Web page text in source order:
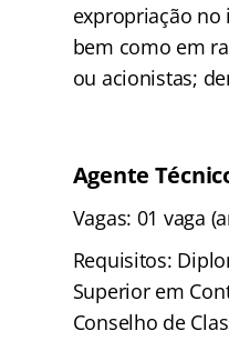
expropriação no
bem como em
ou acionistas;
Agente
Vagas: 01 vaga
Requisitos:
Superior em
Conselho de